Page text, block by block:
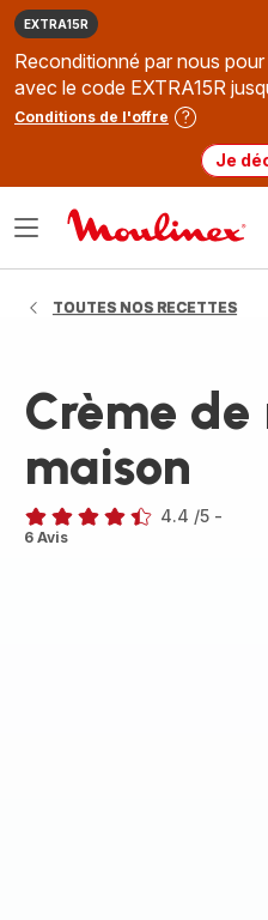
EXTRA15R
Reconditionné par nous
avec le code EXTRA15R
Conditions de l'offre
Je
Ouvrir
TOUTES NOS RECETTES
Crème de
maison
ratings.4.4
4.4 /5 -
6 Avis